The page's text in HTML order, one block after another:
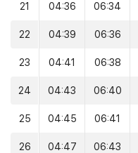
21 04:36 06:34
22 04:39 06:36
23 04:41 06:38
24 04:43 06:40
25 04:45 06:41
26 04:47 06:43